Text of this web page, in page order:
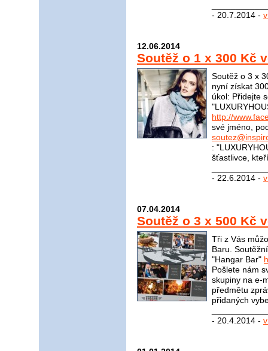
- 20.7.2014 -
12.06.2014
Soutěž o 1 x 300 Kč
Soutěž o 3 x
nyní získat
úkol: Přidejte
http://
své jméno,
:
šťastlivce,
- 22.6.2014 -
07.04.2014
Soutěž o 3 x 500 Kč
Tři z Vás
Baru.
"Hangar Bar"
Pošlete nám
skupiny na e-
předmětu
přidaných
- 20.4.2014 -